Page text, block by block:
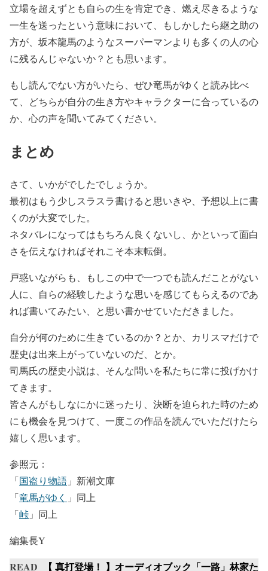
立場を超えずとも自らの生を肯定でき、燃え尽きるような
一生を送ったという意味において、もしかしたら継之助の
方が、坂本龍馬のようなスーパーマンよりも多くの人の心
に残るんじゃないか？とも思います。
もし読んでない方がいたら、ぜひ竜馬がゆくと読み比べ
て、どちらが自分の生き方やキャラクターに合っているの
か、心の声を聞いてみてください。
まとめ
さて、いかがでしたでしょうか。
最初はもう少しスラスラ書けると思いきや、予想以上に書
くのが大変でした。
ネタバレになってはもちろん良くないし、かといって面白
さを伝えなければそれこそ本末転倒。
戸惑いながらも、もしこの中で一つでも読んだことがない
人に、自らの経験したような思いを感じてもらえるのであ
れば書いてみたい、と思い書かせていただきました。
自分が何のために生きているのか？とか、カリスマだけで
歴史は出来上がっていないのだ、とか。
司馬氏の歴史小説は、そんな問いを私たちに常に投げかけ
てきます。
皆さんがもしなにかに迷ったり、決断を迫られた時のため
にも機会を見つけて、一度この作品を読んでいただけたら
嬉しく思います。
参照元：
「国盗り物語 」新潮文庫
「竜馬がゆく 」同上
「峠 」同上
編集長Y
READ 【 真打登場！ 】オーディオブック「一路」林家た